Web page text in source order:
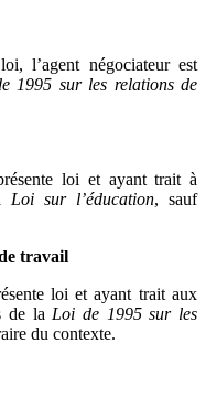
l’agent négociateur est
1995 sur les relations de
loi et ayant trait à
Loi sur l’éducation, sauf
travail
loi et ayant trait aux
de la Loi de 1995 sur les
du contexte.